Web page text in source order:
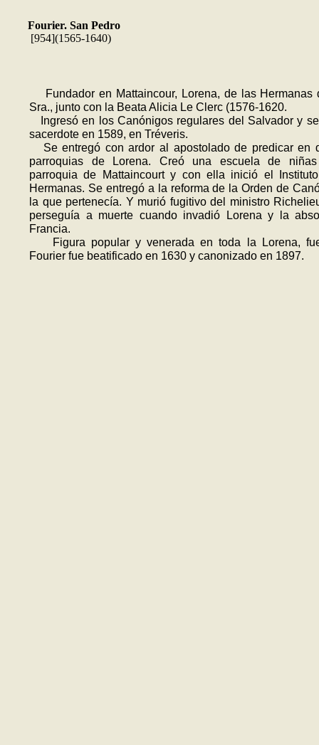
Fourier. San Pedro
[954](1565-1640)
Fundador en Mattaincour, Lorena, de las Hermanas
Sra., junto con la Beata Alicia Le Clerc (1576-1620.
Ingresó en los Canónigos regulares del Salvador y
sacer­dote en 1589, en Tréveris.
Se entregó con ardor al apostolado de predicar en
parroquias de Lore­na. Creó una escuela de
parroquia de Mat­taincourt y con ella inició el
Hermanas. Se entregó a la reforma de la Orden de
la que pertenecía. Y murió fugitivo del ministro
perseguía a muerte cuando invadió Lorena y la
Francia.
Figura popular y venerada en toda la Lorena,
Fourier fue beatificado en 1630 y canoniza­do en 1897.